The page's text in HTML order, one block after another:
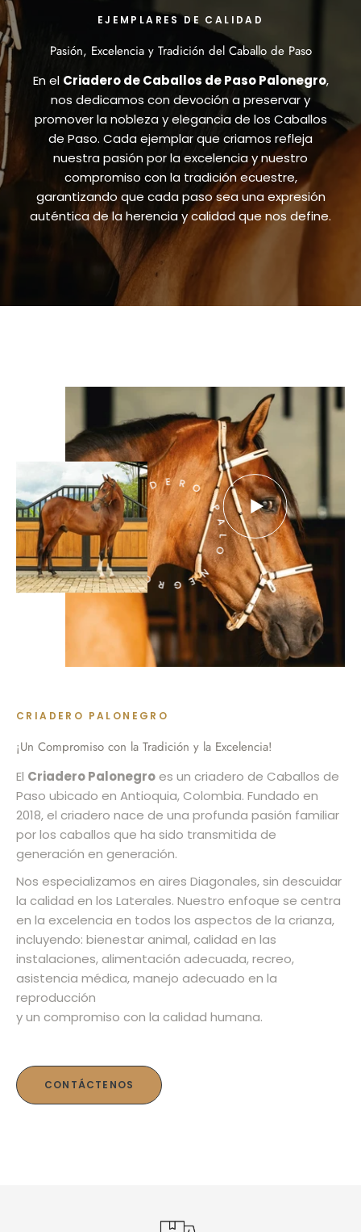
EJEMPLARES DE CALIDAD
Pasión, Excelencia y Tradición del Caballo de Paso
En el Criadero de Caballos de Paso Palonegro,
nos dedicamos con devoción a preservar y
promover la nobleza y elegancia de los Caballos
de Paso. Cada ejemplar que criamos refleja
nuestra pasión por la excelencia y nuestro
compromiso con la tradición ecuestre,
garantizando que cada paso sea una expresión
auténtica de la herencia y calidad que nos define.
REPRODUCIR
VÍDEO
CRIADERO PALO NEGRO
CRIADERO PALONEGRO
¡Un Compromiso con la Tradición y la Excelencia!
El Criadero Palonegroes un criadero de Caballos de
Paso ubicado en Antioquia, Colombia. Fundado en
2018, el criadero nace de una profunda pasión familiar
por los caballos que ha sido transmitida de
generación en generación.
Nos especializamos en aires Diagonales, sin descuidar
la calidad en los Laterales. Nuestro enfoque se centra
en la excelencia en todos los aspectos de la crianza,
incluyendo: bienestar animal, calidad en las
instalaciones, alimentación adecuada, recreo,
asistencia médica, manejo adecuado en la
reproducción
y un compromiso con la calidad humana.
CONTÁCTENOS